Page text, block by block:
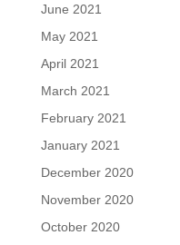
June 2021
May 2021
April 2021
March 2021
February 2021
January 2021
December 2020
November 2020
October 2020